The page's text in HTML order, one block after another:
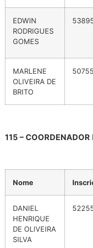
EDWIN
RODRIGUES
GOMES
MARLENE
OLIVEIRA DE
BRITO
50755
115 – COORDENADOR
Nome
DANIEL
HENRIQUE
DE OLIVEIRA
SILVA